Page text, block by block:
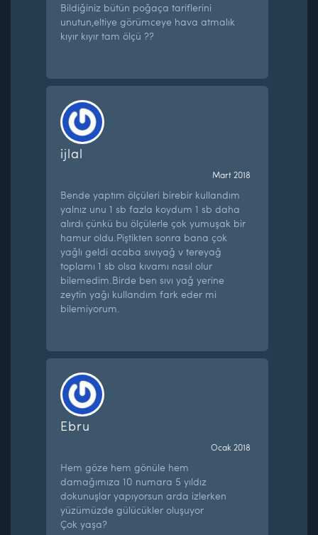
Bildiğiniz bütün poğaça tariflerini
unutun,eltiye görümceye hava atmalık
kıyır kıyır tam ölçü ??
ijlal
Mart 2018
Bende yaptım ölçüleri birebir kullandım
yalnız unu 1 sb fazla koydum 1 sb daha
alırdı çünkü bu ölçülerle çok yumuşak bir
hamur oldu.Piştikten sonra bana çok
yağlı geldi acaba sıvıyağ v tereyağ
toplamı 1 sb olsa kıvamı nasıl olur
bilemedim.Birde ben sıvı yağ yerine
zeytin yağı kullandım fark eder mi
bilemiyorum.
Ebru
Ocak 2018
Hem göze hem gönüle hem
damağımıza 10 numara 5 yıldız
dokunuşlar yapıyorsun arda izlerken
yüzümüzde gülücükler oluşuyor
Çok yaşa?